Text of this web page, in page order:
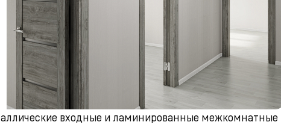
входные и ламинированные межкомнатные